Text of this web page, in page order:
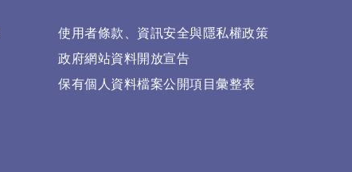
使用者條款、資訊安全與隱私權政策
政府網站資料開放宣告
保有個人資料檔案公開項目彙整表